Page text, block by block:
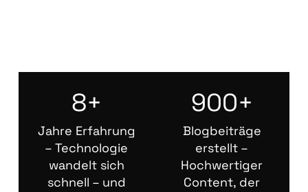
8+
Jahre Erfahrung
– Technologie
wandelt sich
schnell – und
900+
Blogbeiträge
erstellt –
Hochwertiger
Content, der